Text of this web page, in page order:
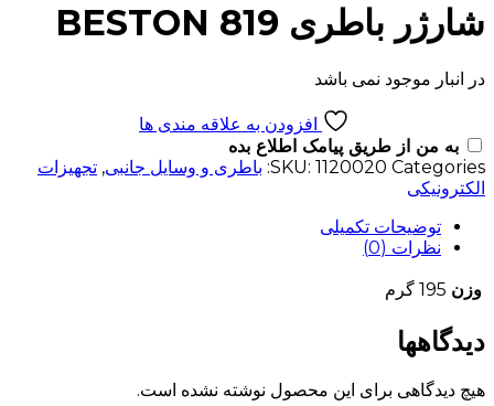
شارژر باطری BESTON 819
در انبار موجود نمی باشد
افزودن به علاقه مندی ها
به من از طریق پیامک اطلاع بده
SKU: 1120020 Categories: باطری و وسایل جانبی, تجهیزات
الکترونیکی
توضیحات تکمیلی
نظرات (0)
وزن 195 گرم
دیدگاهها
هیچ دیدگاهی برای این محصول نوشته نشده است.